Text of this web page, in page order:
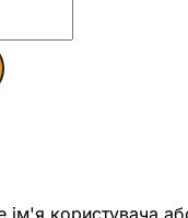
ім'я користувача